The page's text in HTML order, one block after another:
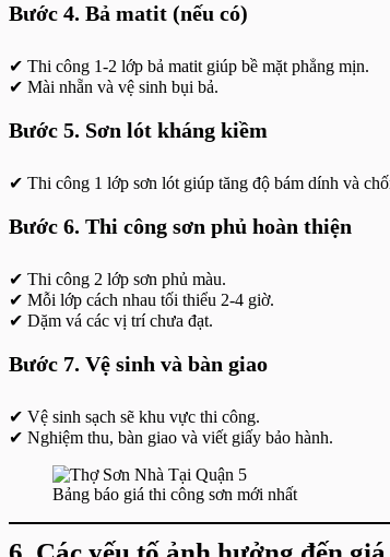
Bước 4. Bả matit (nếu có)
✔ Thi công 1-2 lớp bả matit giúp bề mặt phẳng mịn.
✔ Mài nhẵn và vệ sinh bụi bả.
Bước 5. Sơn lót kháng kiềm
✔ Thi công 1 lớp sơn lót giúp tăng độ bám dính và
Bước 6. Thi công sơn phủ hoàn thiện
✔ Thi công 2 lớp sơn phủ màu.
✔ Mỗi lớp cách nhau tối thiểu 2-4 giờ.
✔ Dặm vá các vị trí chưa đạt.
Bước 7. Vệ sinh và bàn giao
✔ Vệ sinh sạch sẽ khu vực thi công.
✔ Nghiệm thu, bàn giao và viết giấy bảo hành.
Bảng báo giá thi công sơn mới nhất